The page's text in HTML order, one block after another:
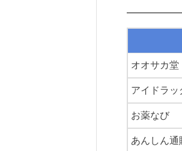
オオサカ堂
アイドラッ
お薬なび
あんしん通